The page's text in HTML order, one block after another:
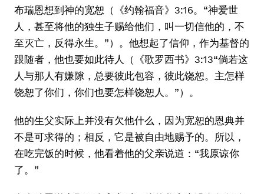
布瑞恩想到神的宽恕（《约翰福音》3:16。“神爱世
人，甚至将他的独生子赐给他们，叫一切信他的，不
至灭亡，反得永生。”）。他想起了信仰，作为基督的
跟随者，他也要如此待人（《歌罗西书》3:13“倘若这
人与那人有嫌隙，总要彼此包容，彼此饶恕。主怎样
饶恕了你们，你们也要怎样饶恕人。”）。
他的生父实际上并没有欠他什么，因为宽恕的恩典并
不是可求得的；相反，它是被自由地赐予的。所以，
在吃完饭的时候，他看着他的父亲说道：“我原谅你
了。”